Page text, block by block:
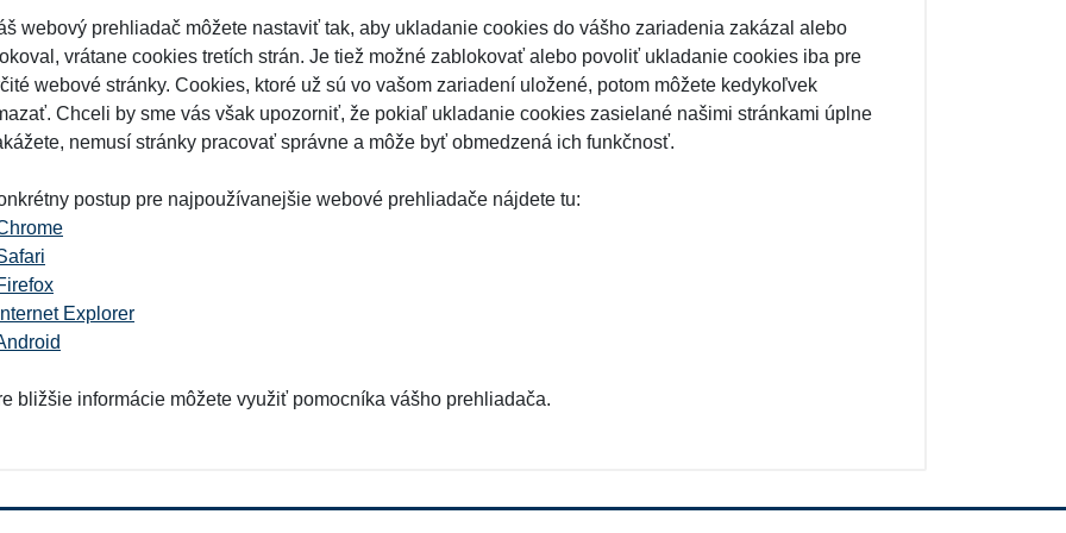
webový prehliadač môžete nastaviť tak, aby ukladanie cookies do vášho zariadenia zakázal alebo
vrátane cookies tretích strán. Je tiež možné zablokovať alebo povoliť ukladanie cookies iba pre
webové stránky. Cookies, ktoré už sú vo vašom zariadení uložené, potom môžete kedykoľvek
Chceli by sme vás však upozorniť, že pokiaľ ukladanie cookies zasielané našimi stránkami úplne
nemusí stránky pracovať správne a môže byť obmedzená ich funkčnosť.
postup pre najpoužívanejšie webové prehliadače nájdete tu:
Internet Explorer
bližšie informácie môžete využiť pomocníka vášho prehliadača.